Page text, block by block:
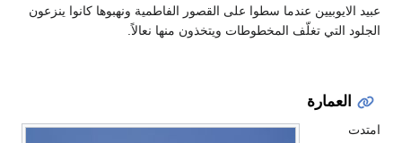
عبيد الايوبيين عندما سطوا على القصور الفاطمية ونهبوها كانوا ينزعون
الجلود التي تغلّف المخطوطات ويتخذون منها نعالاً.
العمارة
امتدت